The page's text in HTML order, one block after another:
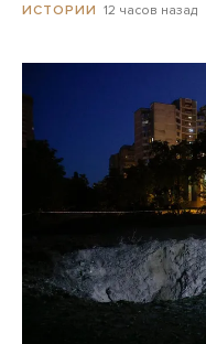
ИСТОРИИ 12 часов назад